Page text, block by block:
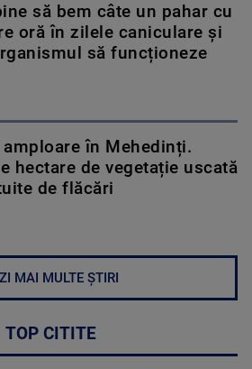
să bem câte un pahar cu
oră în zilele caniculare și
să funcționeze
amploare în Mehedinți.
hectare de vegetație uscată
de flăcări
MAI MULTE ȘTIRI
TOP CITITE